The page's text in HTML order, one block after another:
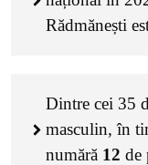
Rădmănești
Dintre cei 35
masculin, în
numără 12 de